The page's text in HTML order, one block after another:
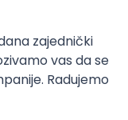
zajednički
vas da se
Radujemo